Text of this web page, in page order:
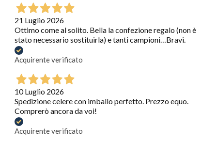
21 Luglio 2026
Ottimo come al solito. Bella la confezione regalo (non è
stato necessario sostituirla) e tanti campioni…Bravi.
Acquirente verificato
10 Luglio 2026
Spedizione celere con imballo perfetto. Prezzo equo.
Comprerò ancora da voi!
Acquirente verificato